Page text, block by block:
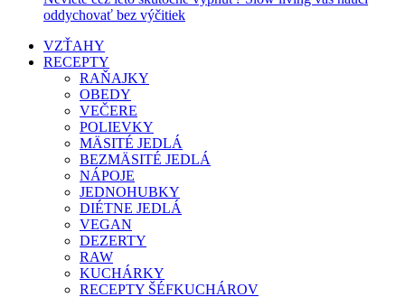
oddychovať bez výčitiek
VZŤAHY
RECEPTY
RAŇAJKY
OBEDY
VEČERE
POLIEVKY
MÄSITÉ JEDLÁ
BEZMÄSITÉ JEDLÁ
NÁPOJE
JEDNOHUBKY
DIÉTNE JEDLÁ
VEGAN
DEZERTY
RAW
KUCHÁRKY
RECEPTY ŠÉFKUCHÁROV